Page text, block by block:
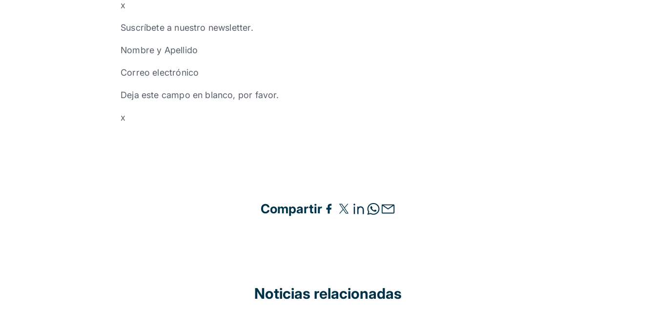
x
Suscríbete a nuestro newsletter.
Nombre y Apellido
Correo electrónico
Deja este campo en blanco, por favor.
x
Compartir
Noticias relacionadas